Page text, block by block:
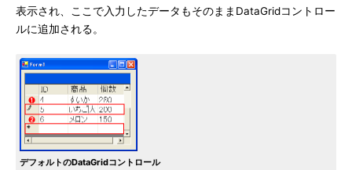
表示され、ここで入力したデータもそのままDataGridコントロー
ルに追加される。
デフォルトのDataGridコントロール